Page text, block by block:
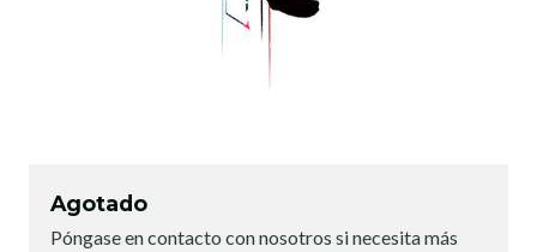
Agotado
Póngase en contacto con nosotros si necesita más